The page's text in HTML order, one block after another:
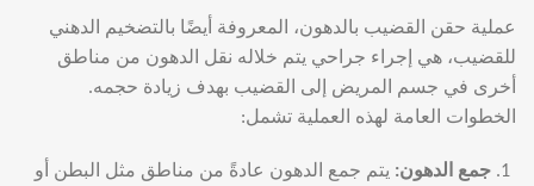
عملية حقن القضيب بالدهون، المعروفة أيضًا بالتضخيم الدهني
للقضيب، هي إجراء جراحي يتم خلاله نقل الدهون من مناطق
أخرى في جسم المريض إلى القضيب بهدف زيادة حجمه.
الخطوات العامة لهذه العملية تشمل:
جمع الدهون: يتم جمع الدهون عادةً من مناطق مثل البطن أو